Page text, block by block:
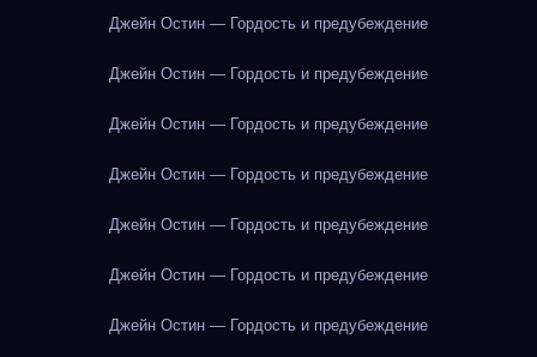
Джейн Остин — Гордость и предубеждение
Джейн Остин — Гордость и предубеждение
Джейн Остин — Гордость и предубеждение
Джейн Остин — Гордость и предубеждение
Джейн Остин — Гордость и предубеждение
Джейн Остин — Гордость и предубеждение
Джейн Остин — Гордость и предубеждение